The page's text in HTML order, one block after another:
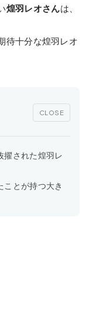
煌羽レオさんは、
待十分な煌羽レオ
CLOSE
擢された煌羽レ
ことが持つ大き